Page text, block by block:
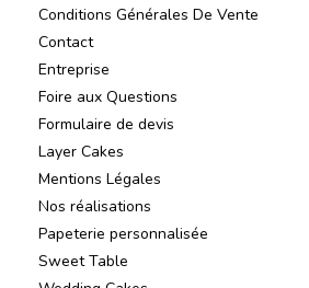
Conditions Générales De Vente
Contact
Entreprise
Foire aux Questions
Formulaire de devis
Layer Cakes
Mentions Légales
Nos réalisations
Papeterie personnalisée
Sweet Table